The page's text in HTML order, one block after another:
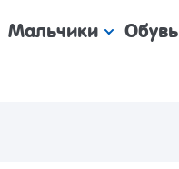
Мальчики Обувь